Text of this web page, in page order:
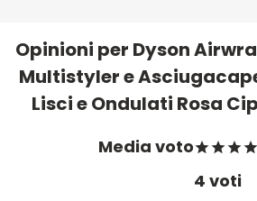
Plura
Pop Italy
Opinioni per Dyson
Multistyler e
Lisci e Ondulati Rosa
Media voto
4 voti